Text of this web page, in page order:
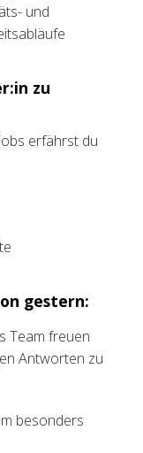
und
zu
erfährst du
gestern:
Team freuen
Antworten zu
besonders